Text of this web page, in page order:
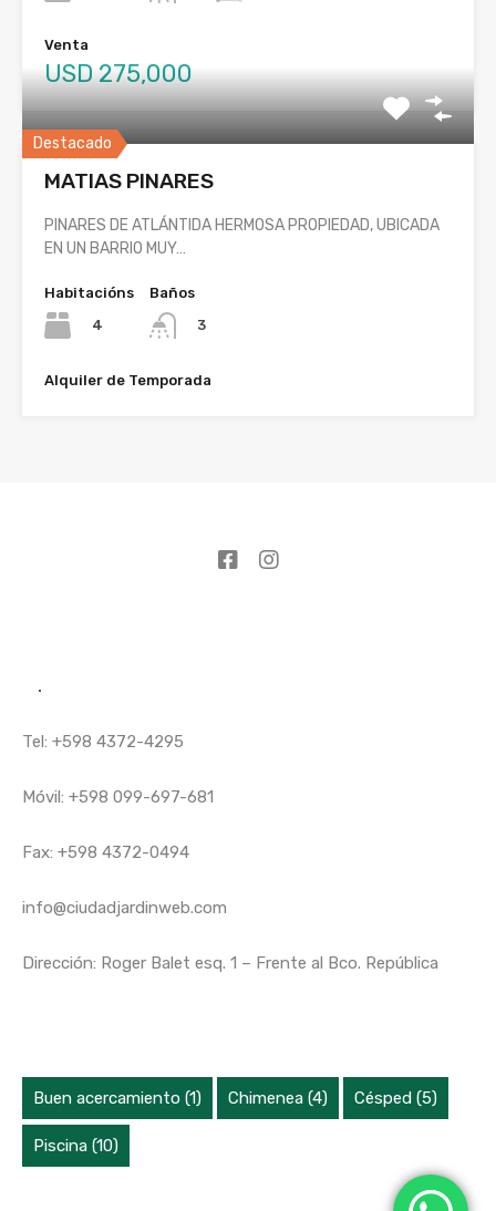
Venta
USD 275,000
Destacado
MATIAS PINARES
PINARES DE ATLÁNTIDA HERMOSA PROPIEDAD, UBICADA
EN UN BARRIO MUY…
Habitacións
4
Baños
3
Alquiler de Temporada
Tel: +598 4372-4295
Móvil: +598 099-697-681
Fax: +598 4372-0494
info@ciudadjardinweb.com
Dirección: Roger Balet esq. 1 – Frente al Bco. República
Buen acercamiento (1) Chimenea (4) Césped (5)
Piscina (10)